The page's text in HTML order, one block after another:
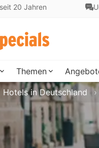
20 Jahren
Themen
Hotels in Deutschland